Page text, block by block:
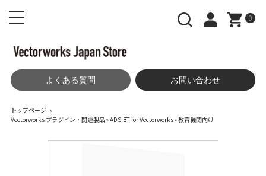
0
よくある質問 お問い合わせ
トップページ »
Vectorworks プラグイン・関連製品»ADS-BT for Vectorworks»教育機関向け